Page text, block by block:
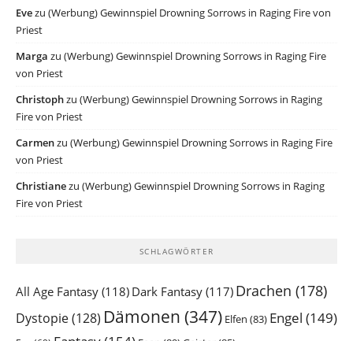
Evezu (Werbung) Gewinnspiel Drowning Sorrows in Raging Fire von
Priest
Marga zu (Werbung) Gewinnspiel Drowning Sorrows in Raging Fire
von Priest
Christophzu (Werbung) Gewinnspiel Drowning Sorrows in Raging
Fire von Priest
Carmenzu (Werbung) Gewinnspiel Drowning Sorrows in Raging Fire
von Priest
Christianezu (Werbung) Gewinnspiel Drowning Sorrows in Raging
Fire von Priest
SCHLAGWÖRTER
All Age Fantasy (118) Dark Fantasy (117) Drachen (178)
Dystopie(128) Dämonen (347) Elfen (83) Engel (149)